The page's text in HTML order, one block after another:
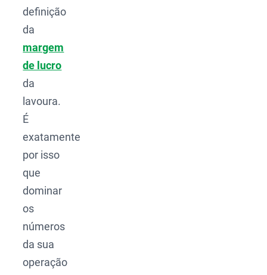
definição
da
margem
de lucro
da
lavoura.
É
exatamente
por isso
que
dominar
os
números
da sua
operação